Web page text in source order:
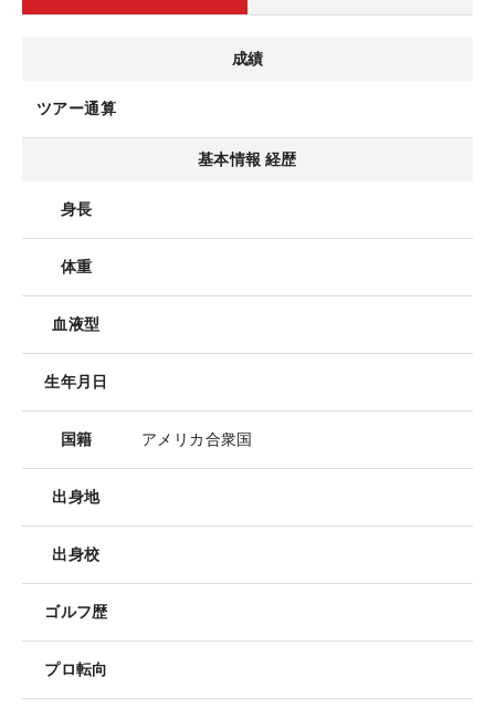
成績
ツアー通算
基本情報 経歴
身長
体重
血液型
生年月日
国籍 アメリカ合衆国
出身地
出身校
ゴルフ歴
プロ転向